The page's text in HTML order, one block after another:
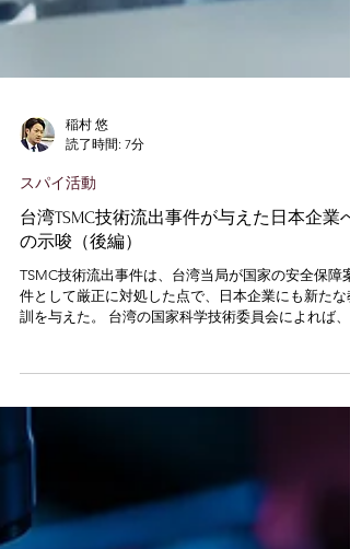
読了時間: 7分
スパイ活動
台湾TSMC技術流出事件が与えた日本企業へ
の示唆（後編）
TSMC技術流出事件は、台湾当局が国家の安全保障案
2nmプロセス技術は「国家核心重要技術」に指定さ